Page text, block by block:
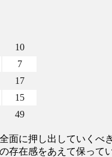
10
7
17
15
49
面に押し出していくべ
存在感をあえて保って